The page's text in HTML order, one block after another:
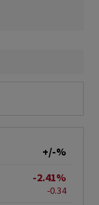
+/-%
-2.41%
-0.34